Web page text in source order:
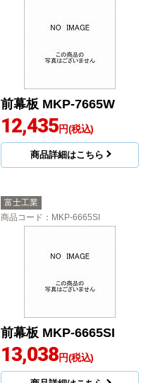
前幕板 MKP-7665W
12,435円(税込)
商品詳細はこちら
富士工業
商品コード ：MKP-6665SI
前幕板 MKP-6665SI
13,038円(税込)